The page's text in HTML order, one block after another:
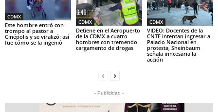
CDMX
Este hombre entró con
trompo al pastor a
Cinépolis y se viralizó: así
fue cómo se la ingenió
CDMX
Detiene en el Aeropuerto
de la CDMX a cuatro
hombres con tremendo
cargamento de drogas
CDMX
VIDEO: Docentes de la
CNTE intentan ingresar a
Palacio Nacional en
protesta, Sheinbaum
señala inncesaria la
acción
- Publicidad -